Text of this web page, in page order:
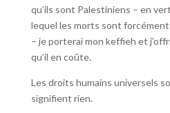
qu’ils sont Palestiniens – en
lequel les morts sont forcément
– je porterai mon keffieh et
qu’il en coûte.
Les droits humains universels
signifient rien.